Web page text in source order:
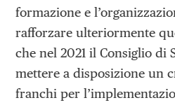
formazione e
rafforzare ulteriormente
che nel 2021 il Consiglio di
mettere a disposizione un
franchi per